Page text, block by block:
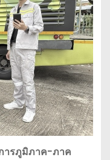
ารภูมิภาค-ภาค